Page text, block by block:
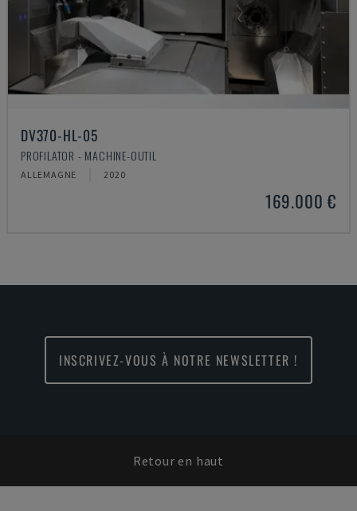
DV370-HL-05
PROFILATOR - MACHINE-OUTIL
ALLEMAGNE 2020
169.000 €
INSCRIVEZ-VOUS À NOTRE NEWSLETTER !
Retour en haut